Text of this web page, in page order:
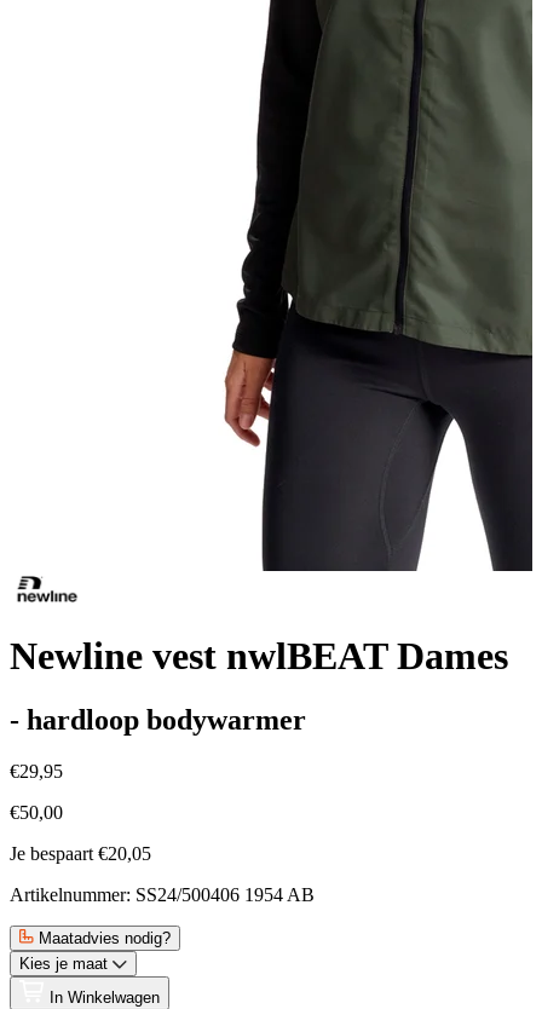
Newline vest nwlBEAT Dames
- hardloop bodywarmer
€29,95
€50,00
Je bespaart €20,05
Artikelnummer: SS24/500406 1954 AB
Maatadvies nodig?
Kies je maat
In Winkelwagen